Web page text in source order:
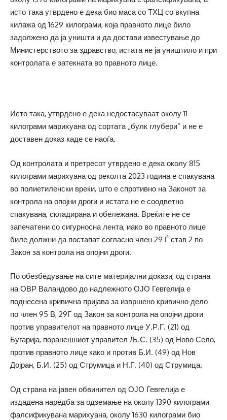
исто така утврдено е дека био маса со ТХЦ со вкупна
килажа од 1629 килограми, која правното лице било
задолжено да ја уништи и да достави известување до
Министерството за здравство, истата не ја уништило и при
контролата е затекната во правното лице.
Исто така, утврдено е дека недостасуваат околу 11
килограми марихуана од сортата „булк глубери“ и не е
доставен доказ каде се наоѓа.
Од контролата и претресот утврдено е дека околу 815
килограми марихуана од реколта 2023 година е спакувана
во полиетиленски вреќи, што е спротивно на Законот за
контрола на опојни дроги и истата не е соодветно
спакувана, складирана и обележана. Вреќите не се
запечатени со сигурносна лента, иако во правното лице
биле должни да постапат согласно член 29 Ѓ став 2 по
Закон за контрола на опојни дроги.
По обезбедување на сите материјални докази, од страна
на ОВР Валандово до надлежното ОЈО Гевгелија е
поднесена кривична пријава за извршено кривично дело
по член 95 В, 29Г од Закон за контрола на опојни дроги
против управителот на правното лице У.Р.Г. (21) од
Бугарија, поранешниот управител Љ.С. (35) од Ново Село,
против правното лице како и против Б.И. (49) од Нов
Дојран, Б.И. (25) од Струмица и Н.Г. (40) од Струмица.
Од страна на јавен обвинител од ОЈО Гевгелија е
издадена наредба за одземање на околу 1390 килограми
фалсификувана марихуана, околу 1630 килограми био